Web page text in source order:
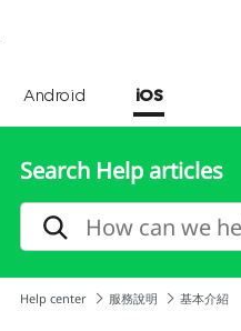
Android iOS
Search Help articles
Help center 服務說明 基本介紹